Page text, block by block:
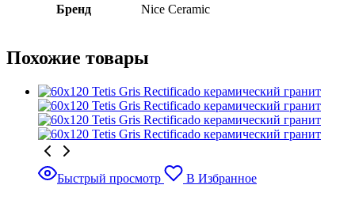
Бренд Nice Ceramic
Похожие товары
Быстрый просмотр В Избранное